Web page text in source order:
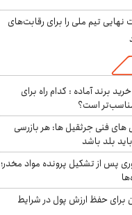
نهایی تیم ملی را برای رقابت‌های
برند آماده : کدام راه برای
است؟
های فنی جرثقیل ها: هر بازرسی
بلد باشد
پس از تشکیل پرونده مواد مخدر؛
برای حفظ ارزش پول در شرایط